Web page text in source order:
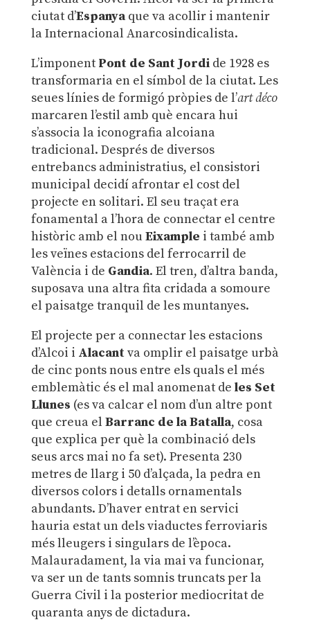
ciutat d’Espanyaque va acollir i mantenir
la Internacional Anarcosindicalista.
L’imponent Pont de Sant Jordide 1928 es
transformaria en el símbol de la ciutat. Les
seues línies de formigó pròpies de l’art déco
marcaren l’estil amb què encara hui
s’associa la iconografia alcoiana
tradicional. Després de diversos
entrebancs administratius, el consistori
municipal decidí afrontar el cost del
projecte en solitari. El seu traçat era
fonamental a l’hora de connectar el centre
històric amb el nou Eixample i també amb
les veïnes estacions del ferrocarril de
València i de Gandia. El tren, d’altra banda,
suposava una altra fita cridada a somoure
el paisatge tranquil de les muntanyes.
El projecte per a connectar les estacions
d’Alcoi i Alacantva omplir el paisatge urbà
de cinc ponts nous entre els quals el més
emblemàtic és el mal anomenat de les Set
Llunes (es va calcar el nom d’un altre pont
que creua el Barranc de la Batalla, cosa
que explica per què la combinació dels
seus arcs mai no fa set). Presenta 230
metres de llarg i 50 d’alçada, la pedra en
diversos colors i detalls ornamentals
abundants. D’haver entrat en servici
hauria estat un dels viaductes ferroviaris
més lleugers i singulars de l’època.
Malauradament, la via mai va funcionar,
va ser un de tants somnis truncats per la
Guerra Civil i la posterior mediocritat de
quaranta anys de dictadura.